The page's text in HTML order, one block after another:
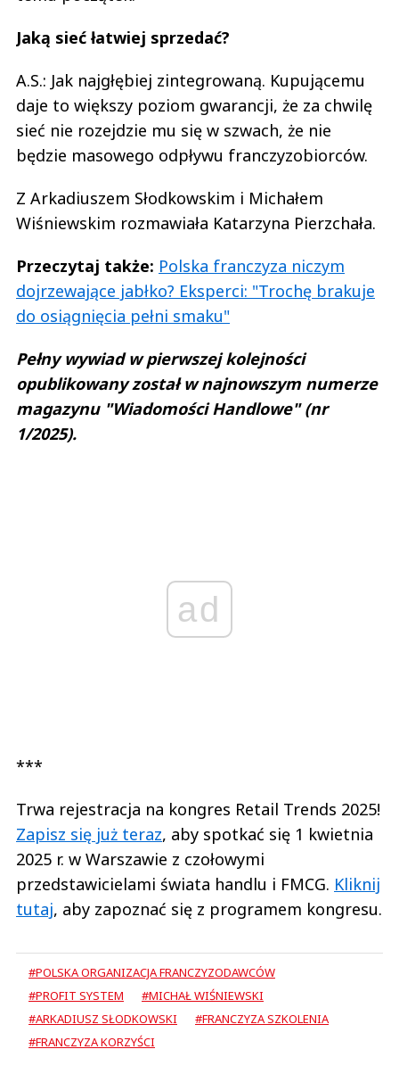
Jaką sieć łatwiej sprzedać?
A.S.: Jak najgłębiej zintegrowaną. Kupującemu
daje to większy poziom gwarancji, że za chwilę
sieć nie rozejdzie mu się w szwach, że nie
będzie masowego odpływu franczyzobiorców.
Z Arkadiuszem Słodkowskim i Michałem
Wiśniewskim rozmawiała Katarzyna Pierzchała.
Przeczytaj także: Polska franczyza niczym
dojrzewające jabłko? Eksperci: "Trochę brakuje
do osiągnięcia pełni smaku"
Pełny wywiad w pierwszej kolejności
opublikowany został w najnowszym numerze
magazynu "Wiadomości Handlowe" (nr
1/2025).
ad
***
Trwa rejestracja na kongres Retail Trends 2025!
Zapisz się już teraz, aby spotkać się 1 kwietnia
2025 r. w Warszawie z czołowymi
przedstawicielami świata handlu i FMCG. Kliknij
tutaj, aby zapoznać się z programem kongresu.
#POLSKA ORGANIZACJA FRANCZYZODAWCÓW
#PROFIT SYSTEM
#MICHAŁ WIŚNIEWSKI
#ARKADIUSZ SŁODKOWSKI
#FRANCZYZA SZKOLENIA
#FRANCZYZA KORZYŚCI